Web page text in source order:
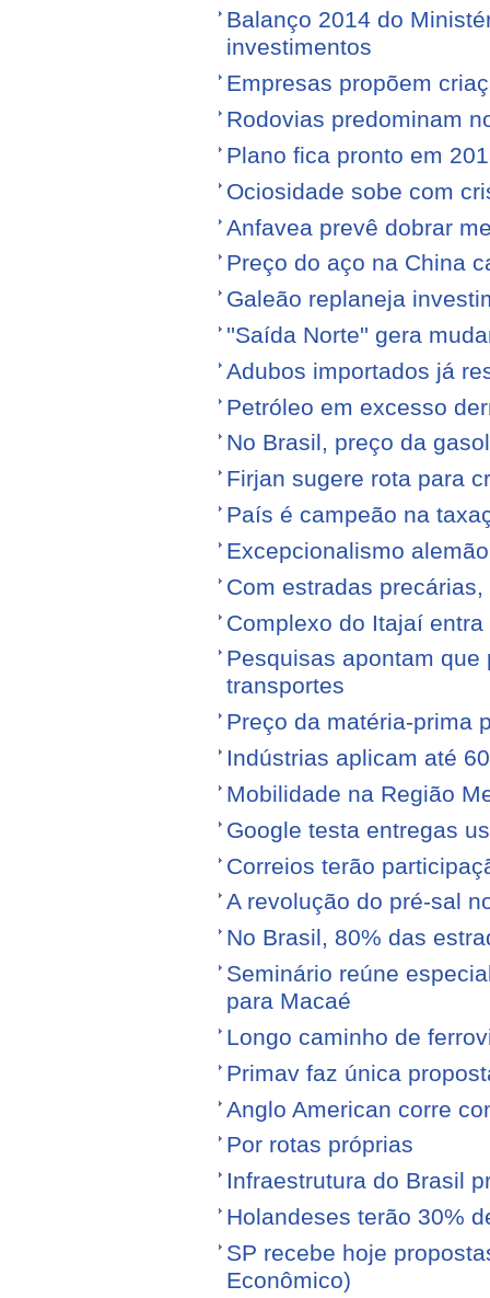
Balanço 2014 do
investimentos
Empresas propõem
Rodovias predominam
Plano fica pronto em
Ociosidade sobe com
Anfavea prevê dobrar
Preço do aço na China
Galeão replaneja
''Saída Norte'' gera
Adubos importados já
Petróleo em excesso
No Brasil, preço da
Firjan sugere rota para
País é campeão na
Excepcionalismo alemão
Com estradas
Complexo do Itajaí
Pesquisas apontam
transportes
Preço da matéria-prima
Indústrias aplicam até
Mobilidade na Região
Google testa entregas
Correios terão
A revolução do pré-sal
No Brasil, 80% das
Seminário reúne
para Macaé
Longo caminho de
Primav faz única
Anglo American corre
Por rotas próprias
Infraestrutura do Brasil
Holandeses terão 30%
SP recebe hoje
Econômico)